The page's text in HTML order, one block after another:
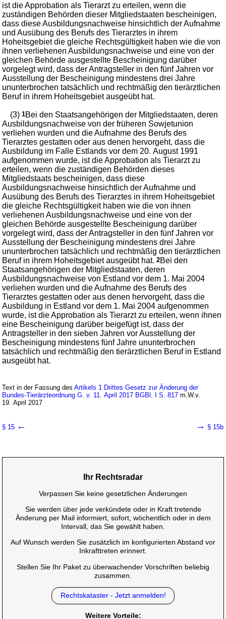
ist die Approbation als Tierarzt zu erteilen, wenn die
zuständigen Behörden dieser Mitgliedstaaten bescheinigen,
dass diese Ausbildungsnachweise hinsichtlich der Aufnahme
und Ausübung des Berufs des Tierarztes in ihrem
Hoheitsgebiet die gleiche Rechtsgültigkeit haben wie die von
ihnen verliehenen Ausbildungsnachweise und eine von der
gleichen Behörde ausgestellte Bescheinigung darüber
vorgelegt wird, dass der Antragsteller in den fünf Jahren vor
Ausstellung der Bescheinigung mindestens drei Jahre
ununterbrochen tatsächlich und rechtmäßig den tierärztlichen
Beruf in ihrem Hoheitsgebiet ausgeübt hat.
(3)1Bei den Staatsangehörigen der Mitgliedstaaten, deren
Ausbildungsnachweise von der früheren Sowjetunion
verliehen wurden und die Aufnahme des Berufs des
Tierarztes gestatten oder aus denen hervorgeht, dass die
Ausbildung im Falle Estlands vor dem 20. August 1991
aufgenommen wurde, ist die Approbation als Tierarzt zu
erteilen, wenn die zuständigen Behörden dieses
Mitgliedstaats bescheinigen, dass diese
Ausbildungsnachweise hinsichtlich der Aufnahme und
Ausübung des Berufs des Tierarztes in ihrem Hoheitsgebiet
die gleiche Rechtsgültigkeit haben wie die von ihnen
verliehenen Ausbildungsnachweise und eine von der
gleichen Behörde ausgestellte Bescheinigung darüber
vorgelegt wird, dass der Antragsteller in den fünf Jahren vor
Ausstellung der Bescheinigung mindestens drei Jahre
ununterbrochen tatsächlich und rechtmäßig den tierärztlichen
Beruf in ihrem Hoheitsgebiet ausgeübt hat.2Bei den
Staatsangehörigen der Mitgliedstaaten, deren
Ausbildungsnachweise von Estland vor dem 1. Mai 2004
verliehen wurden und die Aufnahme des Berufs des
Tierarztes gestatten oder aus denen hervorgeht, dass die
Ausbildung in Estland vor dem 1. Mai 2004 aufgenommen
wurde, ist die Approbation als Tierarzt zu erteilen, wenn ihnen
eine Bescheinigung darüber beigefügt ist, dass der
Antragsteller in den sieben Jahren vor Ausstellung der
Bescheinigung mindestens fünf Jahre ununterbrochen
tatsächlich und rechtmäßig den tierärztlichen Beruf in Estland
ausgeübt hat.
Text in der Fassung desArtikels 1 Drittes Gesetz zur Änderung der
Bundes-Tierärzteordnung G. v. 11. April 2017 BGBl. I S. 817 m.W.v.
19. April 2017
§ 15 ← → § 15b
Ihr Rechtsradar
Verpassen Sie keine gesetzlichen Änderungen
Sie werden über jede verkündete oder in Kraft tretende
Änderung per Mail informiert, sofort, wöchentlich oder in dem
Intervall, das Sie gewählt haben.
Auf Wunsch werden Sie zusätzlich im konfigurierten Abstand vor
Inkrafttreten erinnert.
Stellen Sie Ihr Paket zu überwachender Vorschriften beliebig
zusammen.
Rechtskataster - Jetzt anmelden!
Weitere Vorteile: